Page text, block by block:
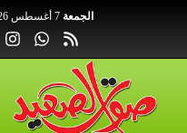
الجمعة 7 أغسطس 2026